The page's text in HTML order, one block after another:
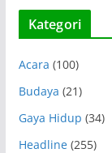
Kategori
Acara (100)
Budaya (21)
Gaya Hidup (34)
Headline(255)